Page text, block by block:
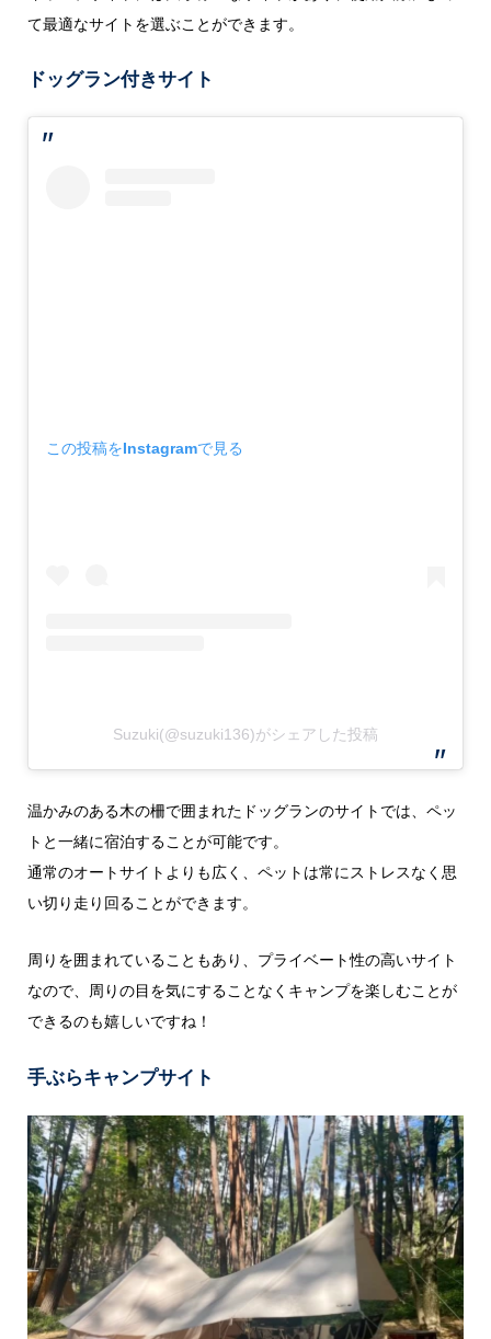
て最適なサイトを選ぶことができます。
ドッグラン付きサイト
この投稿をInstagramで見る
Suzuki(@suzuki136)がシェアした投稿
温かみのある木の柵で囲まれたドッグランのサイトでは、ペッ
トと一緒に宿泊することが可能です。
通常のオートサイトよりも広く、ペットは常にストレスなく思
い切り走り回ることができます。
周りを囲まれていることもあり、プライベート性の高いサイト
なので、周りの目を気にすることなくキャンプを楽しむことが
できるのも嬉しいですね！
手ぶらキャンプサイト